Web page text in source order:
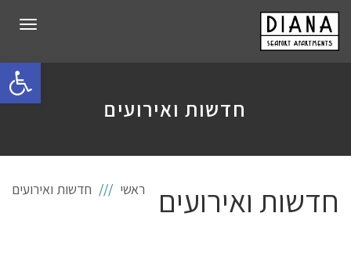
פתח
חדשות ואירועים
ראשי חדשות ואירועים חדשות ואירועים